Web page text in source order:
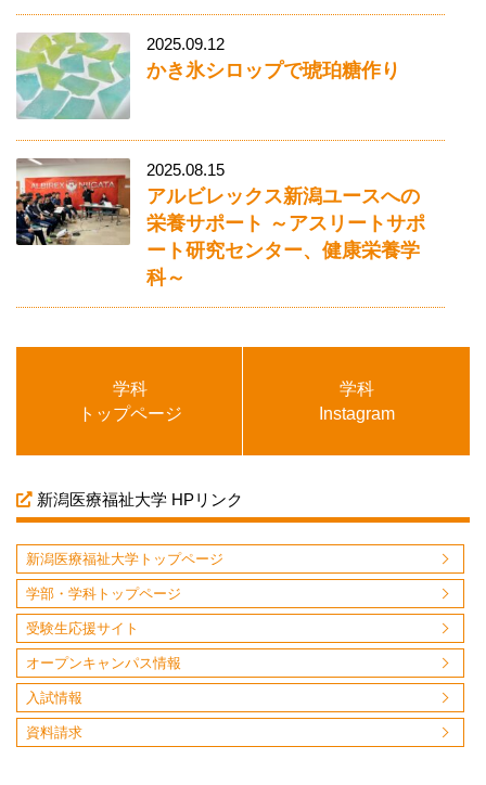
2025.09.12
かき氷シロップで琥珀糖作り
2025.08.15
アルビレックス新潟ユースへの
栄養サポート ～アスリートサポ
ート研究センター、健康栄養学
科～
学科
トップページ
学科
Instagram
新潟医療福祉大学 HPリンク
新潟医療福祉大学トップページ
学部・学科トップページ
受験生応援サイト
オープンキャンパス情報
入試情報
資料請求